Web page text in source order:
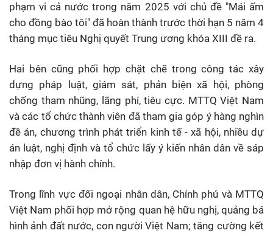
phạm vi cả nước trong năm 2025 với chủ đề "Mái ấm
cho đồng bào tôi" đã hoàn thành trước thời hạn 5 năm 4
tháng mục tiêu Nghị quyết Trung ương khóa XIII đề ra.
Hai bên cũng phối hợp chặt chẽ trong công tác xây
dựng pháp luật, giám sát, phản biện xã hội, phòng
chống tham nhũng, lãng phí, tiêu cực. MTTQ Việt Nam
và các tổ chức thành viên đã tham gia góp ý hàng nghìn
đề án, chương trình phát triển kinh tế - xã hội, nhiều dự
án luật, nghị định và tổ chức lấy ý kiến nhân dân về sáp
nhập đơn vị hành chính.
Trong lĩnh vực đối ngoại nhân dân, Chính phủ và MTTQ
Việt Nam phối hợp mở rộng quan hệ hữu nghị, quảng bá
hình ảnh đất nước, con người Việt Nam; tăng cường kết